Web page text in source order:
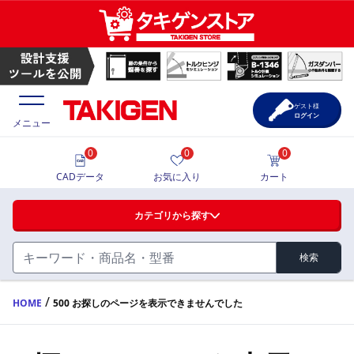
ハンドル・取手・つまみ・周辺機器
FA・A
蝶番・ステー・周辺機器
価格一覧
製品カタログ
メニュー
カテゴリから探す
検索
0
CADデータ
0
お気に入り
0
カート
ゲスト様
ログイン
HOME / 500 お探しのページを表示できませんでした